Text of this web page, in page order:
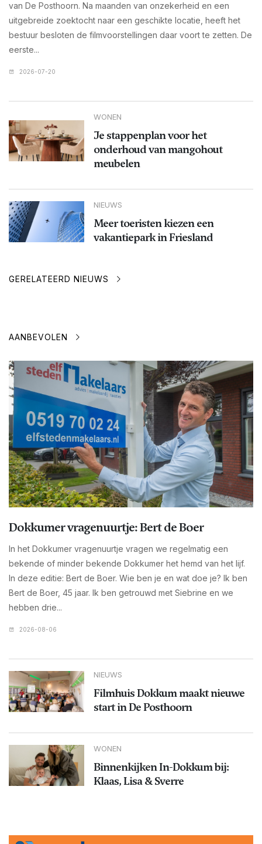
van De Posthoorn. Na maanden van onzekerheid en een
uitgebreide zoektocht naar een geschikte locatie, heeft het
bestuur besloten de filmvoorstellingen daar voort te zetten. De
eerste...
2026-07-20
WONEN
Je stappenplan voor het
onderhoud van mangohout
meubelen
NIEUWS
Meer toeristen kiezen een
vakantiepark in Friesland
GERELATEERD NIEUWS
AANBEVOLEN
Dokkumer vragenuurtje: Bert de Boer
In het Dokkumer vragenuurtje vragen we regelmatig een
bekende of minder bekende Dokkumer het hemd van het lijf.
In deze editie: Bert de Boer. Wie ben je en wat doe je? Ik ben
Bert de Boer, 45 jaar. Ik ben getrouwd met Siebrine en we
hebben drie...
2026-08-06
NIEUWS
Filmhuis Dokkum maakt nieuwe
start in De Posthoorn
WONEN
Binnenkijken In-Dokkum bij:
Klaas, Lisa & Sverre